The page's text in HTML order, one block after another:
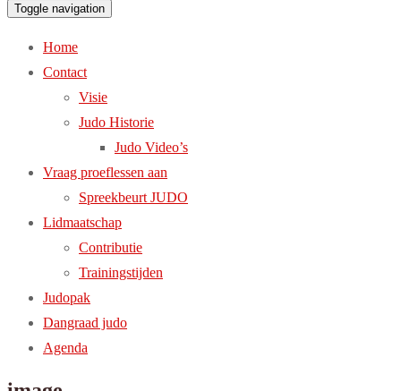
Toggle navigation
Home
Contact
Visie
Judo Historie
Judo Video’s
Vraag proeflessen aan
Spreekbeurt JUDO
Lidmaatschap
Contributie
Trainingstijden
Judopak
Dangraad judo
Agenda